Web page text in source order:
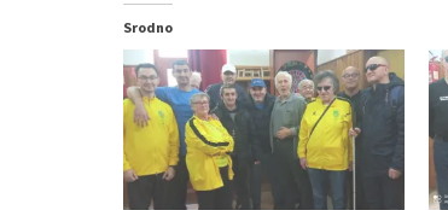
Srodno